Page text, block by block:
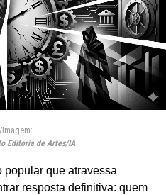
Imagem:
Editoria de Artes/IA
popular que atravessa
resposta definitiva: quem